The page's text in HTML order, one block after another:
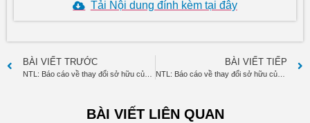
Tải Nội dung đính kèm tại đây
BÀI VIẾT TRƯỚC BÀI VIẾT TIẾP
NTL: Báo cáo về thay đổi sở hữu của cổ đông lớn Nguyễn Thị Mai
BÀI VIẾT LIÊN QUAN